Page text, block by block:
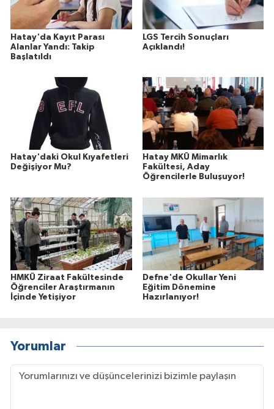
Hatay'da Kayıt Parası
Alanlar Yandı: Takip
Başlatıldı
LGS Tercih Sonuçları
Açıklandı!
Hatay'daki Okul Kıyafetleri
Değişiyor Mu?
Hatay MKÜ Mimarlık
Fakültesi, Aday
Öğrencilerle Buluşuyor!
HMKÜ Ziraat Fakültesinde
Öğrenciler Araştırmanın
İçinde Yetişiyor
Defne'de Okullar Yeni
Eğitim Dönemine
Hazırlanıyor!
Yorumlar